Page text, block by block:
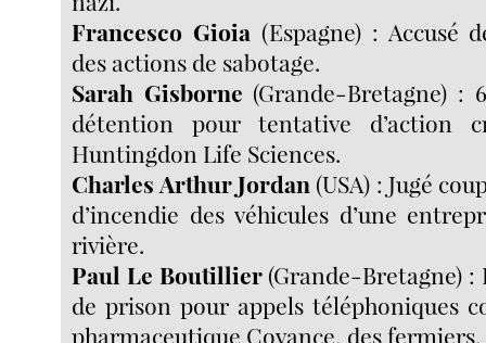
Francesco Gioia (Espagne) : Accusé
des actions de sabotage.
Sarah Gisborne (Grande-Bretagne) :
détention pour tentative d’action
Huntingdon Life Sciences.
Charles Arthur Jordan (USA) : Jugé
d’incendie des véhicules d’une
rivière.
Paul Le Boutillier(Grande-Bretagne) :
de prison pour appels téléphoniques
pharmaceutique Covance, des